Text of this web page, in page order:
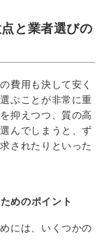
と業者選びの
費用も決して安く
ぶことが非常に重
抑えつつ、質の高
んでしまうと、ず
されたりといった
めのポイント
には、いくつかの